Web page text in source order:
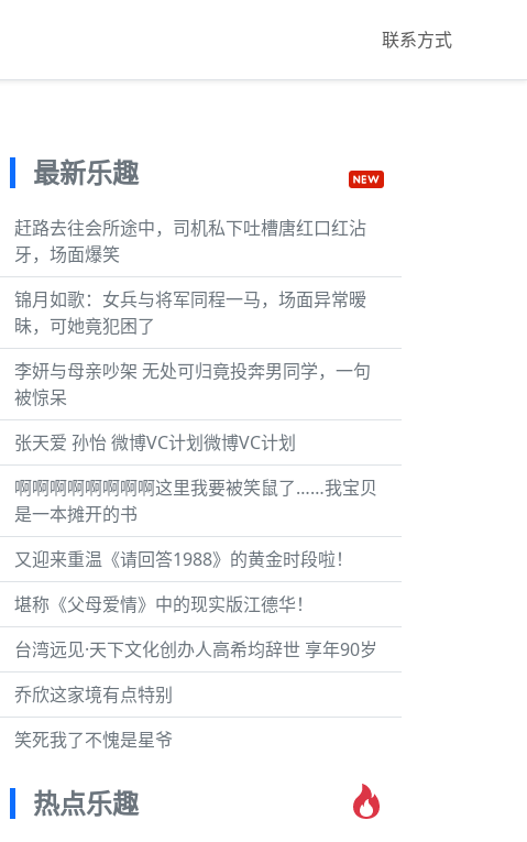
联系方式
最新乐趣
赶路去往会所途中，司机私下吐槽唐红口红沾
牙，场面爆笑
锦月如歌：女兵与将军同程一马，场面异常暧
昧，可她竟犯困了
李妍与母亲吵架 无处可归竟投奔男同学，一句
被惊呆
张天爱 孙怡 微博VC计划微博VC计划
啊啊啊啊啊啊啊啊这里我要被笑鼠了……我宝贝
是一本摊开的书
又迎来重温《请回答1988》的黄金时段啦！
堪称《父母爱情》中的现实版江德华！
台湾远见·天下文化创办人高希均辞世 享年90岁
乔欣这家境有点特别
笑死我了不愧是星爷
热点乐趣